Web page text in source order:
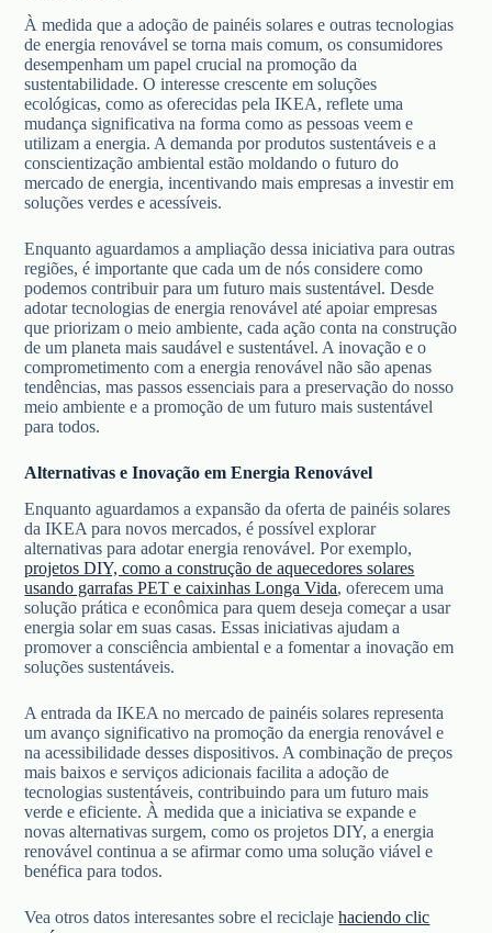
À medida que a adoção de painéis solares e outras tecnologias
de energia renovável se torna mais comum, os consumidores
desempenham um papel crucial na promoção da
sustentabilidade. O interesse crescente em soluções
ecológicas, como as oferecidas pela IKEA, reflete uma
mudança significativa na forma como as pessoas veem e
utilizam a energia. A demanda por produtos sustentáveis e a
conscientização ambiental estão moldando o futuro do
mercado de energia, incentivando mais empresas a investir em
soluções verdes e acessíveis.
Enquanto aguardamos a ampliação dessa iniciativa para outras
regiões, é importante que cada um de nós considere como
podemos contribuir para um futuro mais sustentável. Desde
adotar tecnologias de energia renovável até apoiar empresas
que priorizam o meio ambiente, cada ação conta na construção
de um planeta mais saudável e sustentável. A inovação e o
comprometimento com a energia renovável não são apenas
tendências, mas passos essenciais para a preservação do nosso
meio ambiente e a promoção de um futuro mais sustentável
para todos.
Alternativas e Inovação em Energia Renovável
Enquanto aguardamos a expansão da oferta de painéis solares
da IKEA para novos mercados, é possível explorar
alternativas para adotar energia renovável. Por exemplo,
projetos DIY, como a construção de aquecedores solares
usando garrafas PET e caixinhas Longa Vida, oferecem uma
solução prática e econômica para quem deseja começar a usar
energia solar em suas casas. Essas iniciativas ajudam a
promover a consciência ambiental e a fomentar a inovação em
soluções sustentáveis.
A entrada da IKEA no mercado de painéis solares representa
um avanço significativo na promoção da energia renovável e
na acessibilidade desses dispositivos. A combinação de preços
mais baixos e serviços adicionais facilita a adoção de
tecnologias sustentáveis, contribuindo para um futuro mais
verde e eficiente. À medida que a iniciativa se expande e
novas alternativas surgem, como os projetos DIY, a energia
renovável continua a se afirmar como uma solução viável e
benéfica para todos.
Vea otros datos interesantes sobre el reciclajehaciendo clic